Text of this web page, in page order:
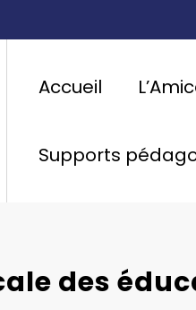
Accueil
Supports
des